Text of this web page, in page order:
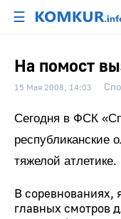
☰
На помост
15 Мая 2008, 14:03
Сегодня в ФСК
республиканские
тяжелой атлетике.
В соревнованиях,
главных смотров